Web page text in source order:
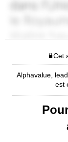
Cet
Alphavalue,
est